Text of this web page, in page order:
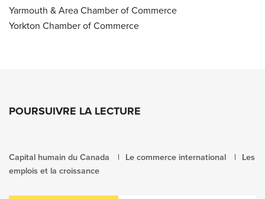
Yarmouth & Area Chamber of Commerce
Yorkton Chamber of Commerce
POURSUIVRE LA LECTURE
Capital humain du Canada Le commerce international
Les
emplois et la croissance